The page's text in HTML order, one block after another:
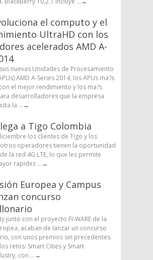
el computo y el
UltraHD con los
acelerados AMD A-
nuevas Unidades de Procesamiento
AMD A-Series 2014, los APUs ma?s
el mejor rendimiento y los ma?s
desarrolladores que la empresa
la ...→
a Tigo Colombia
los clientes de Tigo y los
operadores tienen la oportunidad
la red 4G LTE, lo que les permite
rapidez ...→
Europea y Campus
concurso
junto con el proyecto FI-WARE de la
acaban de lanzar un concurso
con unos premios sin precedentes.
retos: Smart Cities y Smart
con ...→